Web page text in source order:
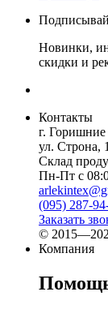
Новинки,
скидки и
Контакты
г.
ул. Строна, 1
Склад
Пн-Пт с
(095) 287-
Заказать
©
Компания